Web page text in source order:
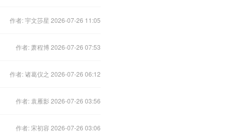
作者: 宇文莎星 2026-07-26 11:05
作者: 萧程博 2026-07-26 07:53
作者: 诸葛仪之 2026-07-26 06:12
作者: 袁雁影 2026-07-26 03:56
作者: 宋初容 2026-07-26 03:06